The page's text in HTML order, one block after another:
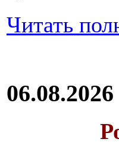
Читать
06.08.2026